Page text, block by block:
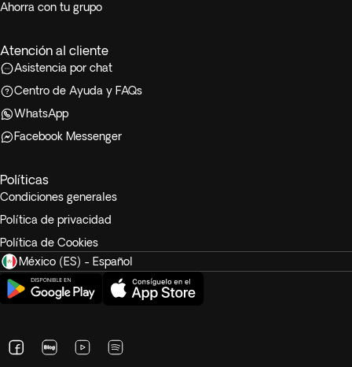
Ahorra con tu grupo
Atención al cliente
Asistencia por chat
Centro de Ayuda y FAQs
WhatsApp
Facebook Messenger
Políticas
Condiciones generales
Política de privacidad
Política de Cookies
México (ES) - Español